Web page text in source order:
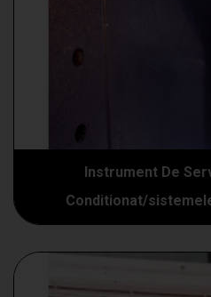
Instrument De
Conditionat/